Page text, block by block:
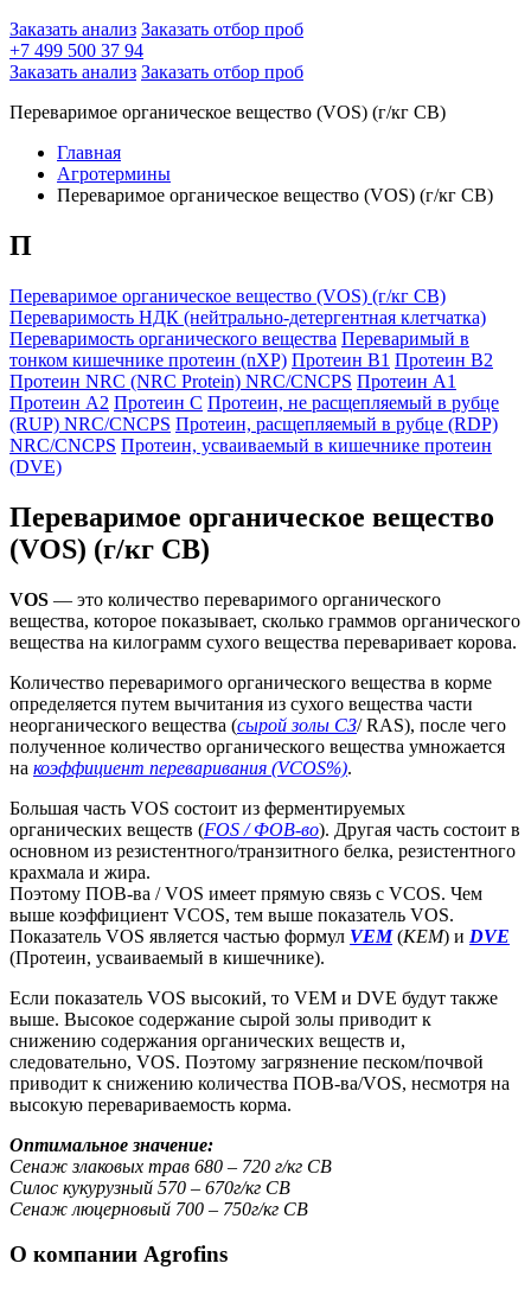
Заказать анализ Заказать отбор проб
+7 499 500 37 94
Заказать анализ Заказать отбор проб
Переваримое органическое вещество (VOS) (г/кг СВ)
Главная
Агротермины
Переваримое органическое вещество (VOS) (г/кг СВ)
П
Переваримое органическое вещество (VOS) (г/кг СВ)
Переваримость НДК (нейтрально-детергентная клетчатка)
Переваримость органического вещества Переваримый в
тонком кишечнике протеин (nXP) Протеин B1 Протеин B2
Протеин NRC (NRC Protein) NRC/CNCPS Протеин А1
Протеин А2 Протеин С Протеин, не расщепляемый в рубце
(RUP) NRC/CNCPS Протеин, расщепляемый в рубце (RDP)
NRC/CNCPS Протеин, усваиваемый в кишечнике протеин
(DVE)
Переваримое органическое вещество
(VOS) (г/кг СВ)
VOS — это количество переваримого органического
вещества, которое показывает, сколько граммов органического
вещества на килограмм сухого вещества переваривает корова.
Количество переваримого органического вещества в корме
определяется путем вычитания из сухого вещества части
неорганического вещества (сырой золы СЗ/ RAS), после чего
полученное количество органического вещества умножается
на коэффициент переваривания (VCOS%).
Большая часть VOS состоит из ферментируемых
органических веществ (FOS / ФОВ-во). Другая часть состоит в
основном из резистентного/транзитного белка, резистентного
крахмала и жира.
Поэтому ПОВ-ва / VOS имеет прямую связь с VCOS. Чем
выше коэффициент VCOS, тем выше показатель VOS.
Показатель VOS является частью формул VEM(КЕМ) и DVE
(Протеин, усваиваемый в кишечнике).
Если показатель VOS высокий, то VEM и DVE будут также
выше. Высокое содержание сырой золы приводит к
снижению содержания органических веществ и,
следовательно, VOS. Поэтому загрязнение песком/почвой
приводит к снижению количества ПОВ-ва/VOS, несмотря на
высокую перевариваемость корма.
Оптимальное значение:
Сенаж злаковых трав 680 – 720 г/кг СВ
Силос кукурузный 570 – 670г/кг СВ
Сенаж люцерновый 700 – 750г/кг СВ
О компании Agrofins